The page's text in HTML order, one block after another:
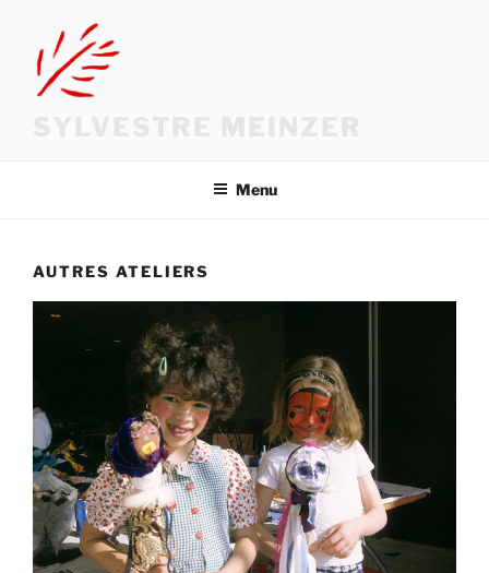
contenu
principal
Menu
AUTRES ATELIERS